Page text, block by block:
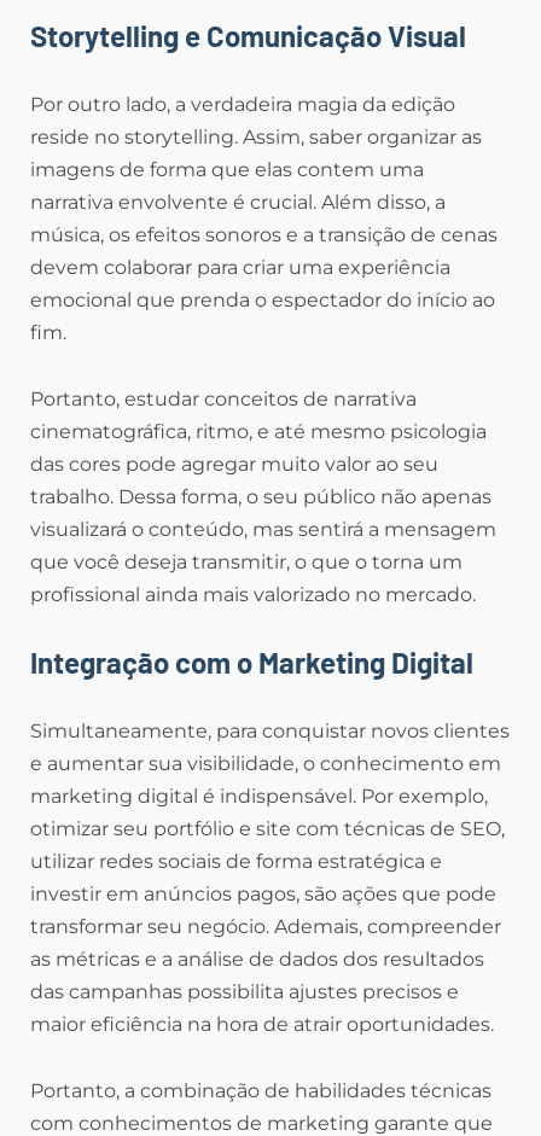
Storytelling e Comunicação Visual
Por outro lado, a verdadeira magia da edição
reside no storytelling. Assim, saber organizar as
imagens de forma que elas contem uma
narrativa envolvente é crucial. Além disso, a
música, os efeitos sonoros e a transição de cenas
devem colaborar para criar uma experiência
emocional que prenda o espectador do início ao
fim.
Portanto, estudar conceitos de narrativa
cinematográfica, ritmo, e até mesmo psicologia
das cores pode agregar muito valor ao seu
trabalho. Dessa forma, o seu público não apenas
visualizará o conteúdo, mas sentirá a mensagem
que você deseja transmitir, o que o torna um
profissional ainda mais valorizado no mercado.
Integração com o Marketing Digital
Simultaneamente, para conquistar novos clientes
e aumentar sua visibilidade, o conhecimento em
marketing digital é indispensável. Por exemplo,
otimizar seu portfólio e site com técnicas de SEO,
utilizar redes sociais de forma estratégica e
investir em anúncios pagos, são ações que pode
transformar seu negócio. Ademais, compreender
as métricas e a análise de dados dos resultados
das campanhas possibilita ajustes precisos e
maior eficiência na hora de atrair oportunidades.
Portanto, a combinação de habilidades técnicas
com conhecimentos de marketing garante que